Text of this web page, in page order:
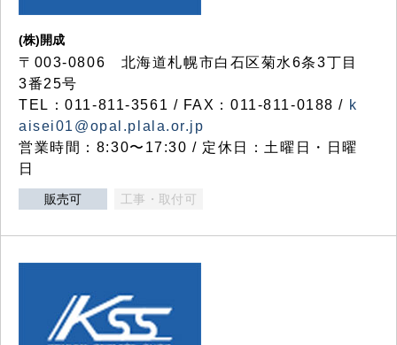
(株)開成
〒003-0806 北海道札幌市白石区菊水6条3丁目
3番25号
TEL：011-811-3561 / FAX：011-811-0188 / k
aisei01@opal.plala.or.jp
営業時間：8:30〜17:30 / 定休日：土曜日・日曜
日
販売可 工事・取付可